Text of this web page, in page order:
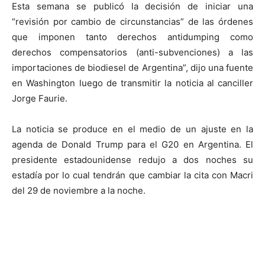
Esta semana se publicó la decisión de iniciar una
“revisión por cambio de circunstancias” de las órdenes
que imponen tanto derechos antidumping como
derechos compensatorios (anti-subvenciones) a las
importaciones de biodiesel de Argentina”, dijo una fuente
en Washington luego de transmitir la noticia al canciller
Jorge Faurie.
La noticia se produce en el medio de un ajuste en la
agenda de Donald Trump para el G20 en Argentina. El
presidente estadounidense redujo a dos noches su
estadía por lo cual tendrán que cambiar la cita con Macri
del 29 de noviembre a la noche.